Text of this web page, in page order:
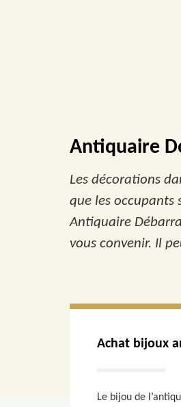
Antiquaire
Les décorations
que les occupants
Antiquaire
vous convenir. Il
Achat bijoux
Le bijou de